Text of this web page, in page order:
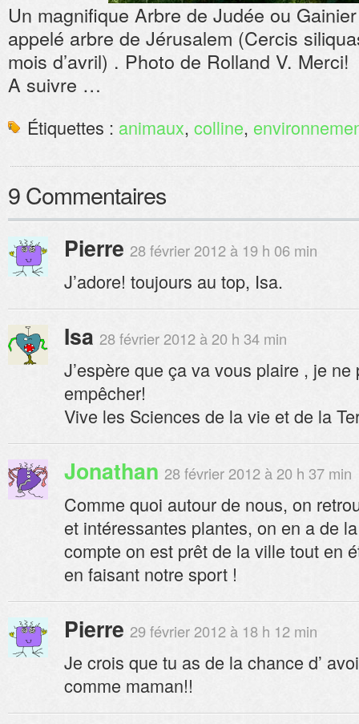
Un magnifique Arbre de Judée ou
appelé arbre de Jérusalem (Cercis
mois d’avril) . Photo de Rolland V. Merci!
A suivre …
Étiquettes : animaux, colline,
9 Commentaires
Pierre 28 février 2012 à 19 h 06 min
J’adore! toujours au top, Isa.
Isa 28 février 2012 à 20 h 34 min
J’espère que ça va vous plaire , je ne
empêcher!
Vive les Sciences de la vie et de la
Jonathan 28 février 2012 à 20 h 37 min
Comme quoi autour de nous, on
et intéressantes plantes, on en a de
compte on est prêt de la ville tout en
en faisant notre sport !
Pierre 29 février 2012 à 18 h 12 min
Je crois que tu as de la chance d’
comme maman!!